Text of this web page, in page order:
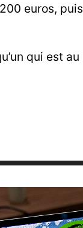
euros, puis
qui est au